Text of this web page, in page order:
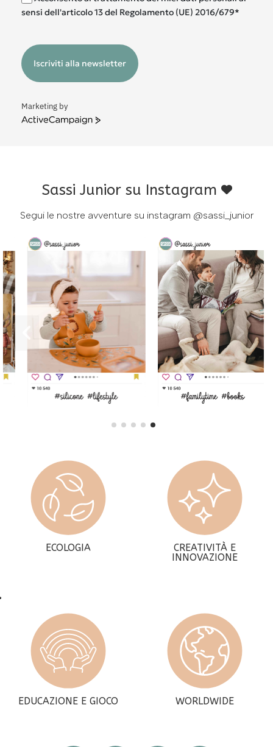
sensi dell'articolo 13 del Regolamento (UE) 2016/679*
Iscriviti alla newsletter
Marketing by
ActiveCampaign
Sassi Junior su Instagram
Segui le nostre avventure su instagram @sassi_junior
ECOLOGIA
CREATIVITÀ E
INNOVAZIONE
EDUCAZIONE E GIOCO WORLDWIDE